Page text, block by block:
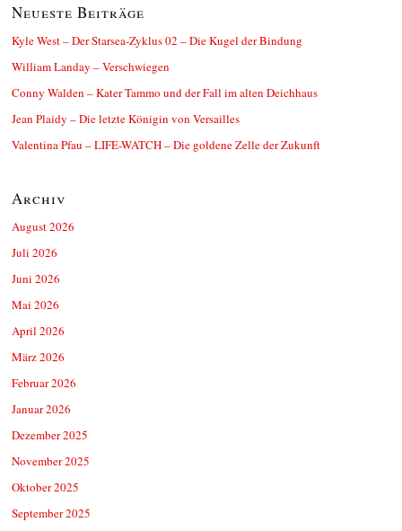
Neueste Beiträge
Kyle West – Der Starsea-Zyklus 02 – Die Kugel der Bindung
William Landay – Verschwiegen
Conny Walden – Kater Tammo und der Fall im alten Deichhaus
Jean Plaidy – Die letzte Königin von Versailles
Valentina Pfau – LIFE-WATCH – Die goldene Zelle der Zukunft
Archiv
August 2026
Juli 2026
Juni 2026
Mai 2026
April 2026
März 2026
Februar 2026
Januar 2026
Dezember 2025
November 2025
Oktober 2025
September 2025